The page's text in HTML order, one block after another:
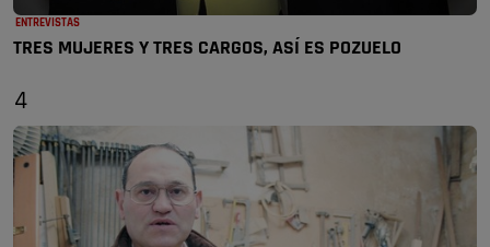
ENTREVISTAS
TRES MUJERES Y TRES CARGOS, ASÍ ES POZUELO
4